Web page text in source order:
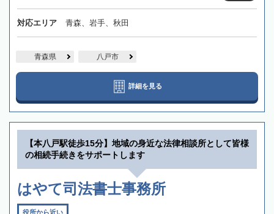
対応エリア 青森、岩手、秋田
青森県 八戸市
詳細を見る
【本八戸駅徒歩15分】地域の身近な法律相談所として皆様
の相続手続きをサポートします
はやて司法書士事務所
役所から近い